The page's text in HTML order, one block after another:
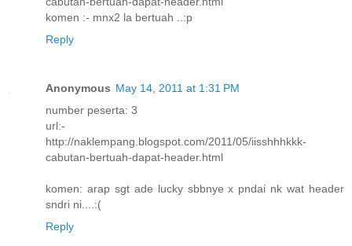
komen :- mnx2 la bertuah ..:p
Reply
Anonymous May 14, 2011 at 1:31 PM
number peserta: 3
url:-
http://naklempang.blogspot.com/2011/05/iisshhhkkk-
cabutan-bertuah-dapat-header.html
komen: arap sgt ade lucky sbbnye x pndai nk wat header
sndri ni....:(
Reply